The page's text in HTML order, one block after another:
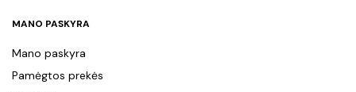
MANO PASKYRA
Mano paskyra
Pamėgtos prekės